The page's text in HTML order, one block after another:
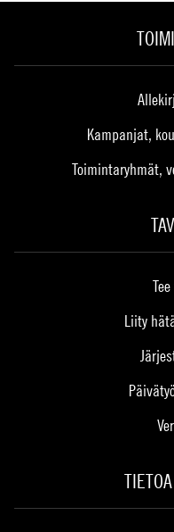
Kampanjat,
Toimintaryhmät,
Liity